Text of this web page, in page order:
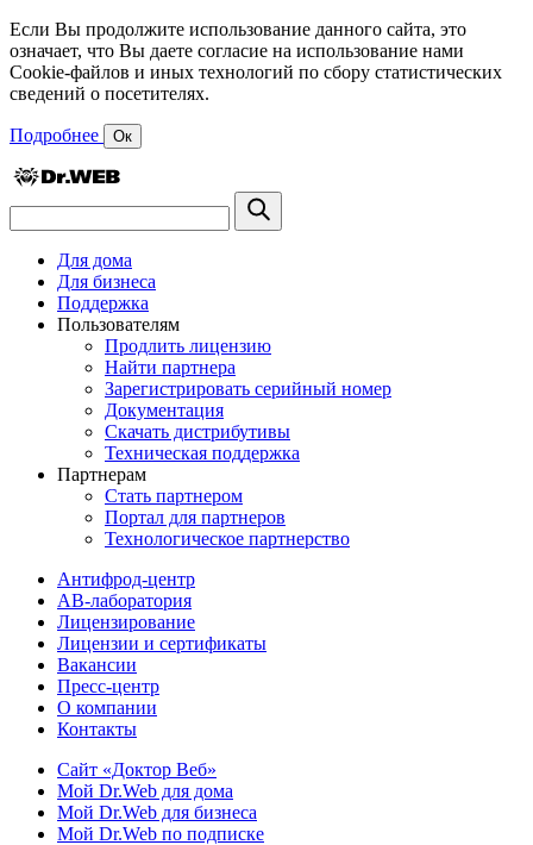
Если Вы продолжите использование данного сайта, это
означает, что Вы даете согласие на использование нами
Cookie-файлов и иных технологий по сбору статистических
сведений о посетителях.
Подробнее Ок
Для дома
Для бизнеса
Поддержка
Пользователям
Продлить лицензию
Найти партнера
Зарегистрировать серийный номер
Документация
Скачать дистрибутивы
Техническая поддержка
Партнерам
Стать партнером
Портал для партнеров
Технологическое партнерство
Антифрод-центр
АВ-лаборатория
Лицензирование
Лицензии и сертификаты
Вакансии
Пресс-центр
О компании
Контакты
Сайт «Доктор Веб»
Мой Dr.Web для дома
Мой Dr.Web для бизнеса
Мой Dr.Web по подписке